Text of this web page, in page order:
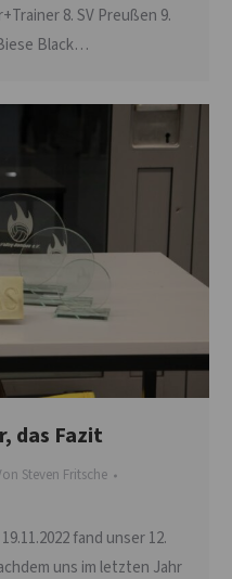
8. SV Preußen 9.
Black…
das Fazit
Steven Fritsche
fand unser 12.
uns im letzten Jahr